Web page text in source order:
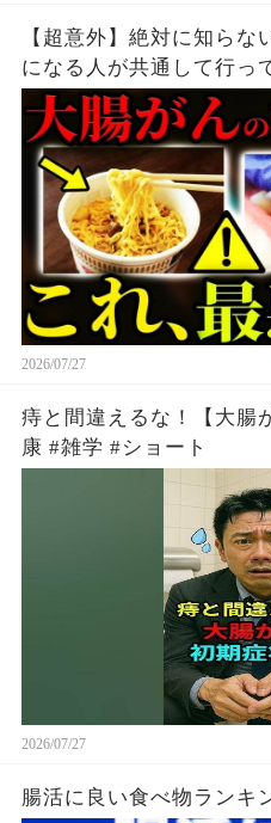
【超意外】絶対に知ら
になる人が共通して行っ
故、大腸がんが多いの
レ」が原因だった。ま
だった？医師が完全解説
2026/07/27
痔と間違えるな！【大腸
康 #雑学 #ショート
2026/07/27
腸活に良い食べ物ランキ